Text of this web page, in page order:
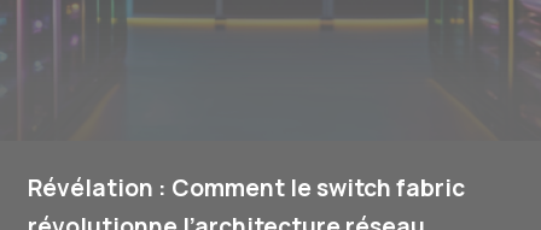
Révélation : Comment le switch fabric